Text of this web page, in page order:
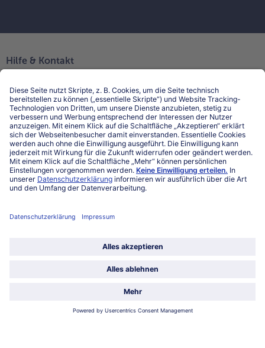
Hilfe & Kontakt
Kontakt
FAQ
Service
Unternehmen